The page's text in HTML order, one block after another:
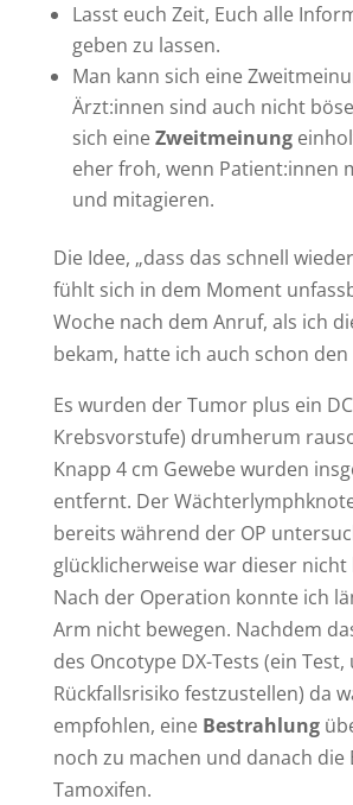
Lasst euch Zeit, Euch alle
geben zu lassen.
Man kann sich eine
Ärzt:innen sind auch nicht
sich eineZweitmeinung
eher froh, wenn Patient:innen
und mitagieren.
Die Idee, „dass das schnell
fühlt sich in dem Moment
Woche nach dem Anruf, als ich
bekam, hatte ich auch schon den
Es wurden der Tumor plus ein
Krebsvorstufe) drumherum
Knapp 4 cm Gewebe wurden
entfernt. Der
bereits während der OP
glücklicherweise war dieser nicht
Nach der Operation konnte ich
Arm nicht bewegen. Nachdem
des Oncotype DX-Tests (ein Test,
Rückfallsrisiko festzustellen) da
empfohlen, eineBestrahlung
noch zu machen und danach die
Tamoxifen.